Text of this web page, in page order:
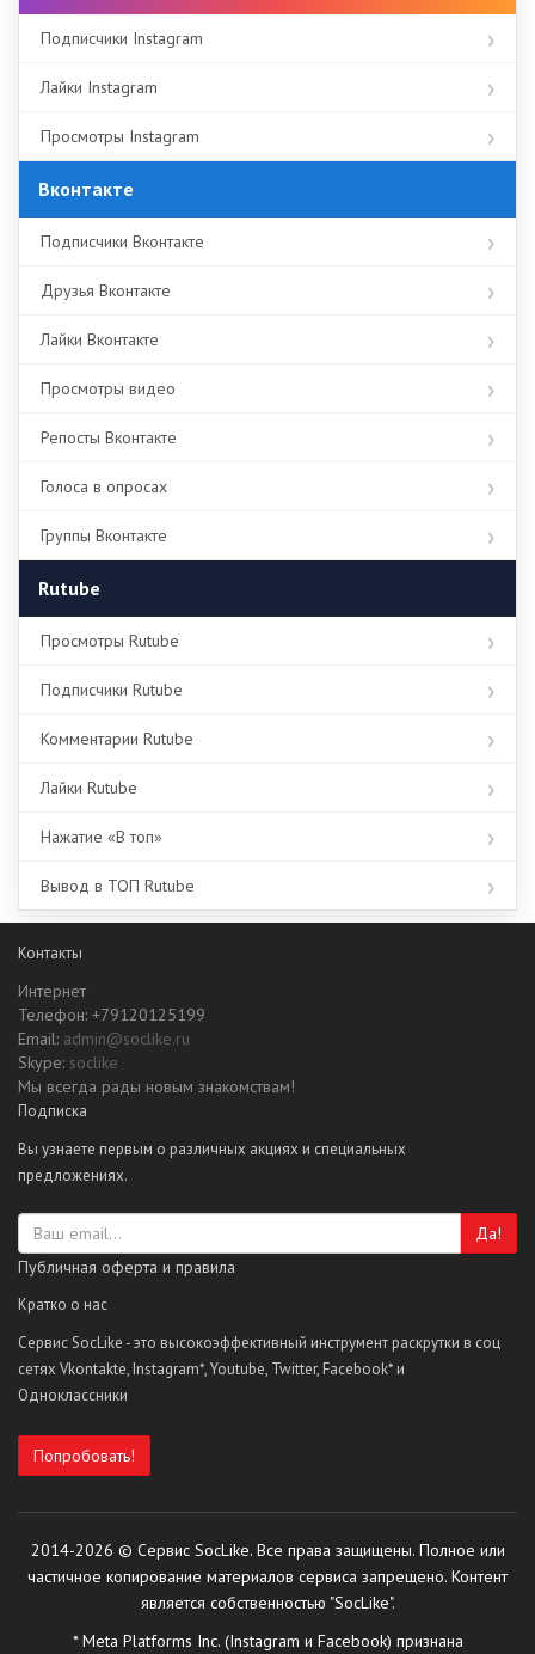
Подписчики Instagram
Лайки Instagram
Просмотры Instagram
Вконтакте
Подписчики Вконтакте
Друзья Вконтакте
Лайки Вконтакте
Просмотры видео
Репосты Вконтакте
Голоса в опросах
Группы Вконтакте
Rutube
Просмотры Rutube
Подписчики Rutube
Комментарии Rutube
Лайки Rutube
Нажатие «В топ»
Вывод в ТОП Rutube
Контакты
Интернет
Телефон: +79120125199
Email: admin@soclike.ru
Skype: soclike
Мы всегда рады новым знакомствам!
Подписка
Вы узнаете первым о различных акциях и специальных
предложениях.
Да!
Публичная оферта и правила
Кратко о нас
Сервис SocLike - это высокоэффективный инструмент раскрутки в соц
сетях Vkontakte, Instagram*, Youtube, Twitter, Facebook* и
Одноклассники
Попробовать!
2014-2026 © Сервис SocLike. Все права защищены. Полное или
частичное копирование материалов сервиса запрещено. Контент
является собственностью "SocLike".
* Meta Platforms Inc. (Instagram и Facebook) признана